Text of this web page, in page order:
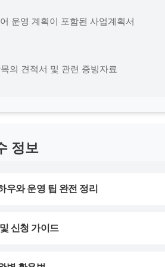
운영 계획이 포함된 사업계획서
의 견적서 및 관련 증빙자료
정보
우와 운영 팁 완전 정리
신청 가이드